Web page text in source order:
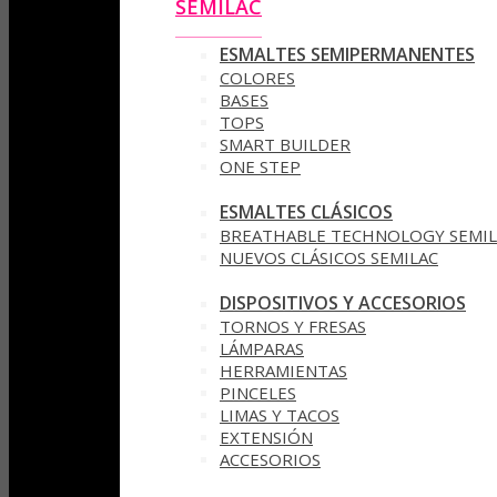
SEMILAC
ESMALTES SEMIPERMANENTES
COLORES
BASES
TOPS
SMART BUILDER
ONE STEP
ESMALTES CLÁSICOS
BREATHABLE TECHNOLOGY
NUEVOS CLÁSICOS SEMILAC
DISPOSITIVOS Y ACCESORIOS
TORNOS Y FRESAS
LÁMPARAS
HERRAMIENTAS
PINCELES
LIMAS Y TACOS
EXTENSIÓN
ACCESORIOS